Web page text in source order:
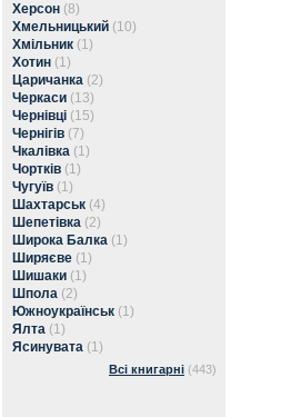
Херсон (8)
Хмельницький (10)
Хмільник (1)
Хотин (1)
Царичанка (2)
Черкаси (13)
Чернівці (15)
Чернігів (7)
Чкалівка (1)
Чортків (1)
Чугуїв (1)
Шахтарськ (4)
Шепетівка (2)
Широка Балка (1)
Ширяєве (1)
Шишаки (1)
Шпола (2)
Южноукраїнськ (1)
Ялта (1)
Ясинувата (1)
Всі книгарні (443)